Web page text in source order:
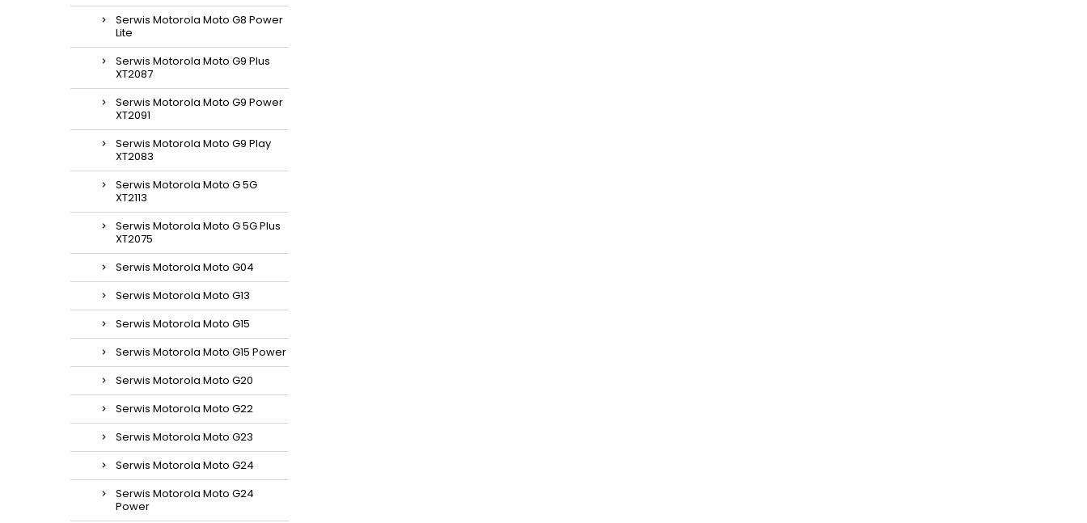
Serwis Motorola Moto G8 Power
Lite
Serwis Motorola Moto G9 Plus
XT2087
Serwis Motorola Moto G9 Power
XT2091
Serwis Motorola Moto G9 Play
XT2083
Serwis Motorola Moto G 5G
XT2113
Serwis Motorola Moto G 5G Plus
XT2075
Serwis Motorola Moto G04
Serwis Motorola Moto G13
Serwis Motorola Moto G15
Serwis Motorola Moto G15 Power
Serwis Motorola Moto G20
Serwis Motorola Moto G22
Serwis Motorola Moto G23
Serwis Motorola Moto G24
Serwis Motorola Moto G24
Power